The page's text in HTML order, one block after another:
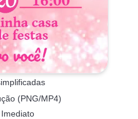
(PNG/MP4)